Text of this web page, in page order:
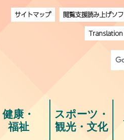
サイトマップ 閲覧支援読み上げソ
健康・
福祉
スポーツ・
観光・文化